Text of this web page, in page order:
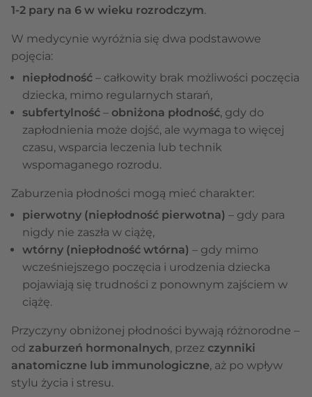
1-2 pary na 6 w wieku rozrodczym.
W medycynie wyróżnia się dwa podstawowe
pojęcia:
niepłodność – całkowity brak możliwości poczęcia
dziecka, mimo regularnych starań,
subfertylność – obniżona płodność, gdy do
zapłodnienia może dojść, ale wymaga to więcej
czasu, wsparcia leczenia lub technik
wspomaganego rozrodu.
Zaburzenia płodności mogą mieć charakter:
pierwotny (niepłodność pierwotna) – gdy para
nigdy nie zaszła w ciążę,
wtórny (niepłodność wtórna) – gdy mimo
wcześniejszego poczęcia i urodzenia dziecka
pojawiają się trudności z ponownym zajściem w
ciążę.
Przyczyny obniżonej płodności bywają różnorodne –
od zaburzeń hormonalnych, przez czynniki
anatomiczne lub immunologiczne, aż po wpływ
stylu życia i stresu.